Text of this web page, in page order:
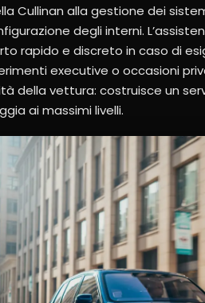
Cullinan alla gestione dei
degli interni.
rapido e discreto in caso di
executive o occasioni
della vettura: costruisce un
ai massimi livelli.